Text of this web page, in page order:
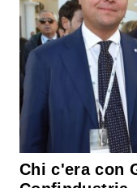
Chi c'era con